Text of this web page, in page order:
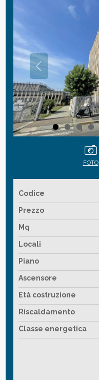
FOTO
Codice
Prezzo
Mq
Locali
Piano
Ascensore
Età costruzione
Riscaldamento
Classe energetica